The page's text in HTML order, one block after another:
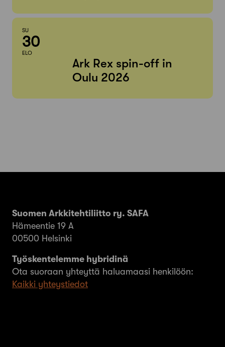
SU
30
ELO
Ark Rex spin-off in
Oulu 2026
Suomen Arkkitehtiliitto ry. SAFA
Hämeentie 19 A
00500 Helsinki
Työskentelemme hybridinä
Ota suoraan yhteyttä haluamaasi henkilöön:
Kaikki yhteystiedot